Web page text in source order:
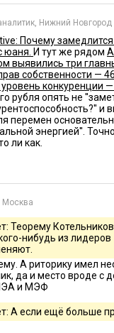
Нижний Новгород
Почему
юаня. И тут же рядом
выявились три
собственности —
конкуренции —
рубля опять не
и
перемен
энергией''.
ли как.
Москва
Теорему
нибудь из лидеров
А риторику имел
да и место вроде с
и МЭФ
А если ещё больше